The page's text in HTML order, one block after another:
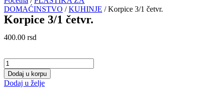
DOMAĆINSTVO /KUHINJE / Korpice 3/1 četvr.
Korpice 3/1 četvr.
400.00 rsd
Korpice
3/1
četvr.
količina
Dodaj u korpu
Dodaj u želje